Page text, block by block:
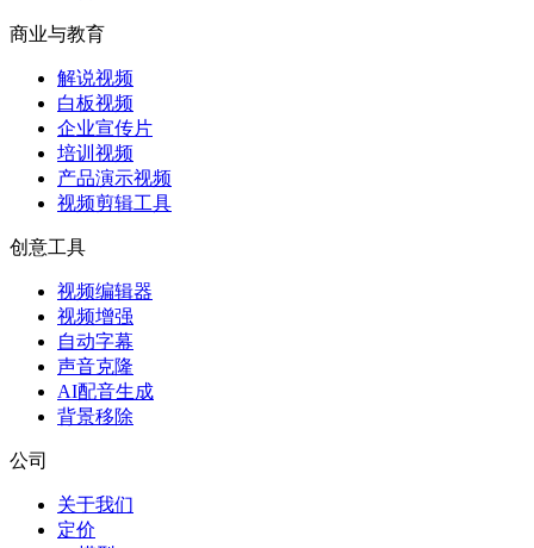
商业与教育
解说视频
白板视频
企业宣传片
培训视频
产品演示视频
视频剪辑工具
创意工具
视频编辑器
视频增强
自动字幕
声音克隆
AI配音生成
背景移除
公司
关于我们
定价